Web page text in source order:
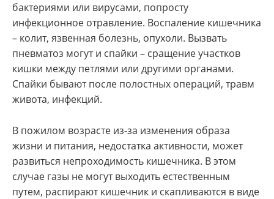
бактериями или вирусами, попросту
инфекционное отравление. Воспаление кишечника
– колит, язвенная болезнь, опухоли. Вызвать
пневматоз могут и спайки – сращение участков
кишки между петлями или другими органами.
Спайки бывают после полостных операций, травм
живота, инфекций.
В пожилом возрасте из-за изменения образа
жизни и питания, недостатка активности, может
развиться непроходимость кишечника. В этом
случае газы не могут выходить естественным
путем, распирают кишечник и скапливаются в виде